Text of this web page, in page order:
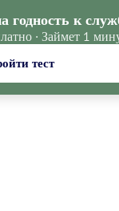
годность к
· Займет 1
тест